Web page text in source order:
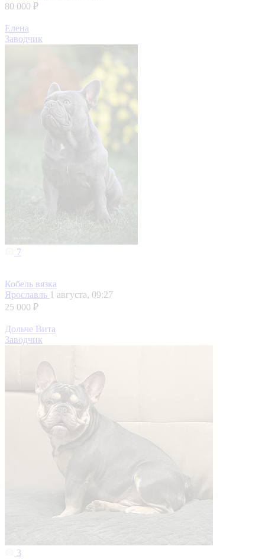
80 000 ₽
Елена
Заводчик
7
Кобель вязка
Ярославль 1 августа, 09:27
25 000 ₽
Дольче Вита
Заводчик
3